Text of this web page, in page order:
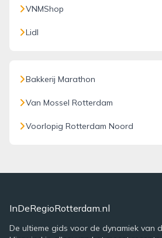
VNMShop
Lidl
Bakkerij Marathon
Van Mossel Rotterdam
Voorlopig Rotterdam Noord
InDeRegioRotterdam.nl
De ultieme gids voor de dynamiek van